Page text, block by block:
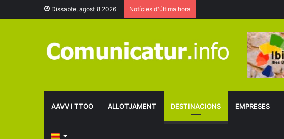
Dissabte, agost 8 2026 Notícies d'última hora
AAVV I TTOO ALLOTJAMENT DESTINACIONS EMPRESES